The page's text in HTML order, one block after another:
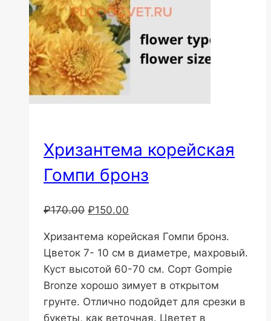
Хризантема корейская
Гомпи бронз
₽170.00 Первоначальная
составляла
₽170.00.
₽150.00
₽150.00.
Хризантема корейская Гомпи бронз.
Цветок 7- 10 см в диаметре, махровый.
Куст высотой 60-70 см. Сорт Gompie
Bronze хорошо зимует в открытом
грунте. Отлично подойдет для срезки в
букеты, как веточная. Цветет в